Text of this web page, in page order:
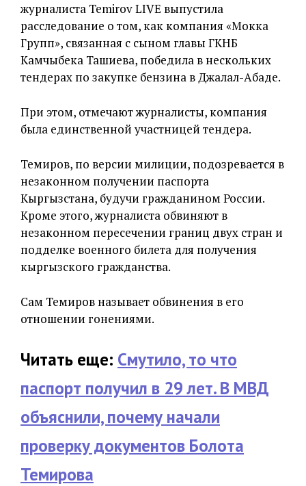
журналиста Temirov LIVE выпустила
расследование о том, как компания «Мокка
Групп», связанная с сыном главы ГКНБ
Камчыбека Ташиева, победила в нескольких
тендерах по закупке бензина в Джалал-Абаде.
При этом, отмечают журналисты, компания
была единственной участницей тендера.
Темиров, по версии милиции, подозревается в
незаконном получении паспорта
Кыргызстана, будучи гражданином России.
Кроме этого, журналиста обвиняют в
незаконном пересечении границ двух стран и
подделке военного билета для получения
кыргызского гражданства.
Сам Темиров называет обвинения в его
отношении гонениями.
Читать еще: Смутило, то что
паспорт получил в 29 лет. В МВД
объяснили, почему начали
проверку документов Болота
Темирова